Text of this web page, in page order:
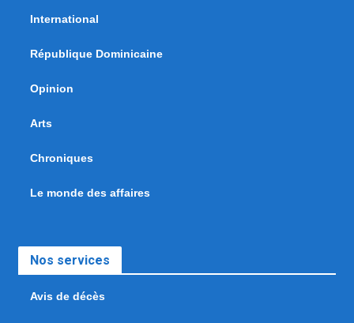
International
République Dominicaine
Opinion
Arts
Chroniques
Le monde des affaires
Nos services
Avis de décès